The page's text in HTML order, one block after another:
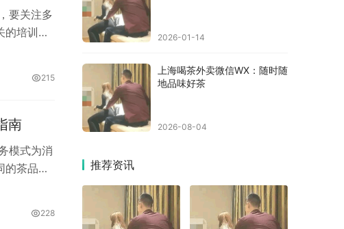
要关注多
培训和
通过场
欢热情
215
南
模式为消
茶品，
者能够
228
2026-01-14
上海喝茶外卖微信WX：随时随
地品味好茶
2026-08-04
推荐资讯